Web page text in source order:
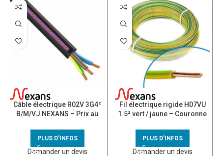
Câble électrique R02V 3G4²
B/M/VJ NEXANS – Prix au
PLUS D'INFOS
Demander un devis
Fil électrique rigide H07VU
1.5² vert / jaune – Couronne
PLUS D'INFOS
Demander un devis